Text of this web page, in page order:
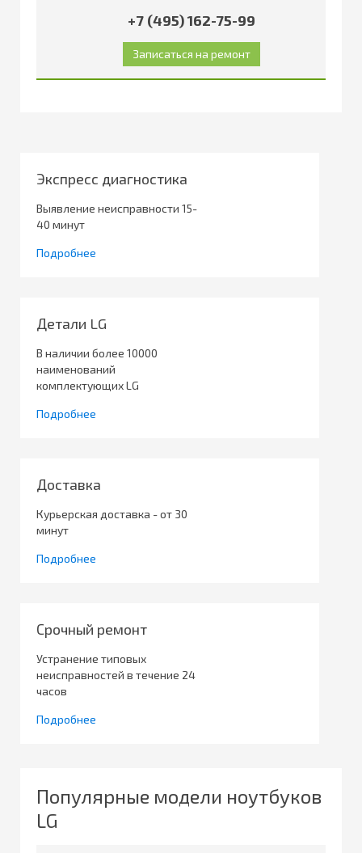
+7 (495) 162-75-99
Экспресс диагностика
Выявление неисправности 15-
40 минут
Подробнее
Детали LG
В наличии более 10000
наименований
комплектующих LG
Подробнее
Доставка
Курьерская доставка - от 30
минут
Подробнее
Срочный ремонт
Устранение типовых
неисправностей в течение 24
часов
Подробнее
Популярные модели ноутбуков
LG